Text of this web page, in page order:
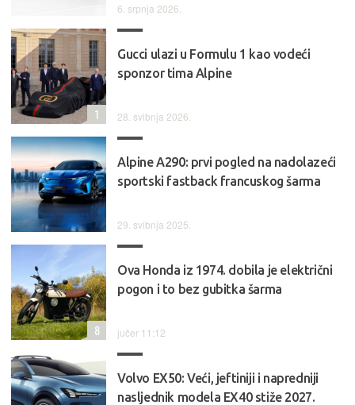
6. srpnja 2026.
Gucci ulazi u Formulu 1 kao vodeći
sponzor tima Alpine
28. svibnja 2026.
1
Alpine A290: prvi pogled na nadolazeći
sportski fastback francuskog šarma
29. svibnja 2025.
Ova Honda iz 1974. dobila je električni
pogon i to bez gubitka šarma
jučer 11:12
8
Volvo EX50: Veći, jeftiniji i napredniji
nasljednik modela EX40 stiže 2027.